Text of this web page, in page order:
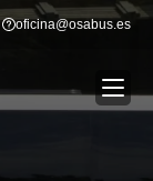
oficina@osabus.es